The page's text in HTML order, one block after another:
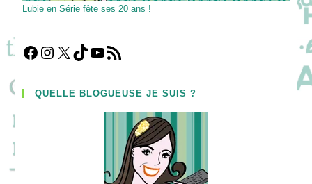
Lubie en Série fête ses 20 ans !
Facebook
Instagram
X TikTokYouTube
Flux RSS
QUELLE BLOGUEUSE JE SUIS ?